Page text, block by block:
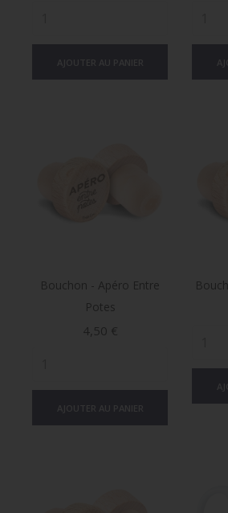
Bouchon - Apéro Entre
Potes
Prix
4,50 €